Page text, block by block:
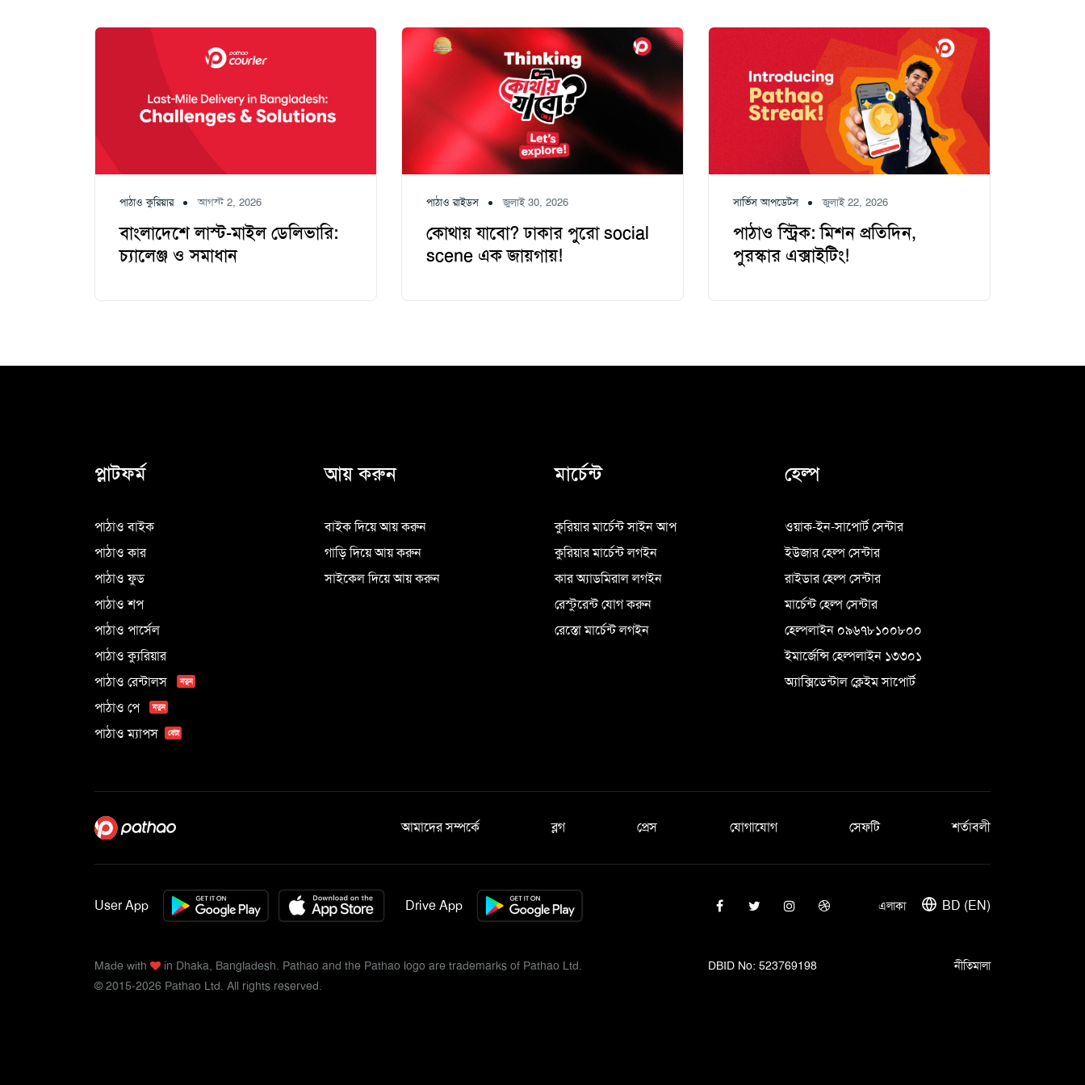
পাঠাও কুরিয়ার আগস্ট 2, 2026
বাংলাদেশে লাস্ট-মাইল ডেলিভারি:
চ্যালেঞ্জ ও সমাধান
পাঠাও রাইডস জুলাই 30, 2026
কোথায় যাবো? ঢাকার পুরো social
scene এক জায়গায়!
সার্ভিস আপডেটস জুলাই 22, 2026
পাঠাও স্ট্রিক: মিশন প্রতিদিন,
পুরস্কার এক্সাইটিং!
প্লাটফর্ম
পাঠাও বাইক
পাঠাও কার
পাঠাও ফুড
পাঠাও শপ
পাঠাও পার্সেল
পাঠাও ক্যুরিয়ার
পাঠাও রেন্টালস
নতুন
পাঠাও পে নতুন
পাঠাও ম্যাপস বেটা
আয় করুন
বাইক দিয়ে আয় করুন
গাড়ি দিয়ে আয় করুন
সাইকেল দিয়ে আয় করুন
মার্চেন্ট
কুরিয়ার মার্চেন্ট সাইন আপ
কুরিয়ার মার্চেন্ট লগইন
কার অ্যাডমিরাল লগইন
রেস্টুরেন্ট যোগ করুন
রেস্তো মার্চেন্ট লগইন
হেল্প
ওয়াক-ইন-সাপোর্ট সেন্টার
ইউজার হেল্প সেন্টার
রাইডার হেল্প সেন্টার
মার্চেন্ট হেল্প সেন্টার
হেল্পলাইন ০৯৬৭৮১০০৮০০
ইমার্জেন্সি হেল্পলাইন ১৩৩০১
অ্যাক্সিডেন্টাল ক্লেইম সাপোর্ট
আমাদের সম্পর্কে ব্লগ প্রেস যোগাযোগ সেফটি শর্তাবলী
User App Drive App এলাকা BD (EN)
DBID No: 523769198 নীতিমালা
Made with
in Dhaka, Bangladesh. Pathao and the Pathao logo are trademarks of Pathao Ltd.
© 2015-2026 Pathao Ltd. All rights reserved.